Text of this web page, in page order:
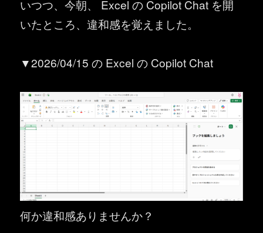
いつつ、今朝、 Excel の Copilot Chat を開
いたところ、違和感を覚えました。
▼2026/04/15 の Excel の Copilot Chat
何か違和感ありませんか？